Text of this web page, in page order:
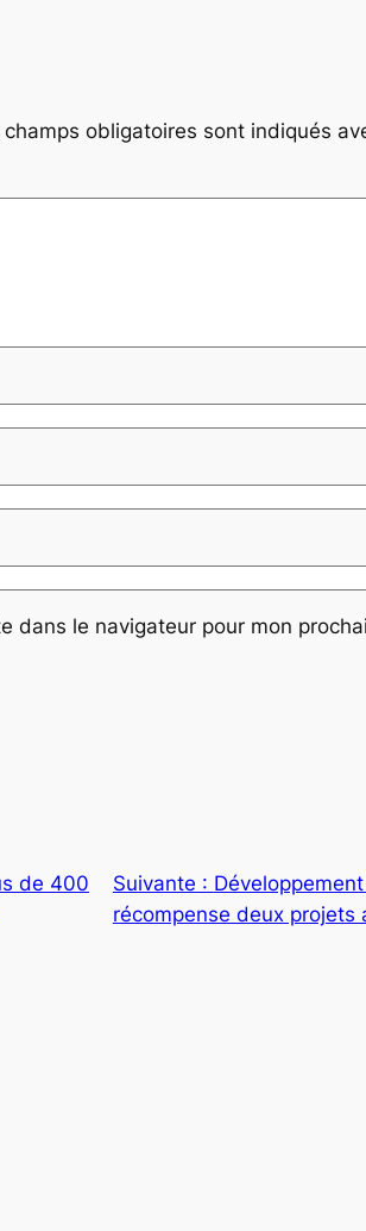
champs obligatoires sont indiqués
dans le navigateur pour mon
de 400
Suivante :
récompense deux projets